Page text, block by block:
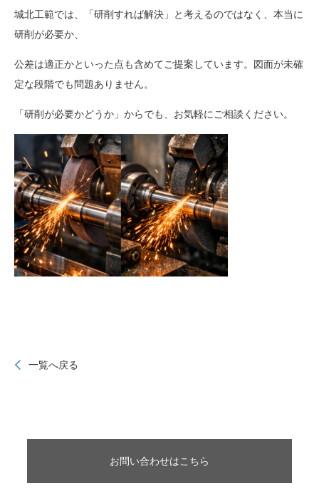
城北工範では、「研削すれば解決」と考えるのではなく、本当に
研削が必要か、
公差は適正かといった点も含めてご提案しています。図面が未確
定な段階でも問題ありません。
「研削が必要かどうか」からでも、お気軽にご相談ください。
一覧へ戻る
お問い合わせはこちら